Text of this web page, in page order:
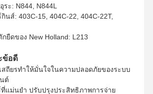
ยูพีเอส/ดีเอชแอล/EMS/ทีเอ็นที/FedEx
ะ: N844, N844L
กินส์: 403C-15, 404C-22, 404C-22T,
ยืดของ New Holland: L213
ข้อดี
ถียรทำให้มั่นใจในความปลอดภัยของระบบ
ต์
ที่แม่นยำ ปรับปรุงประสิทธิภาพการจ่าย